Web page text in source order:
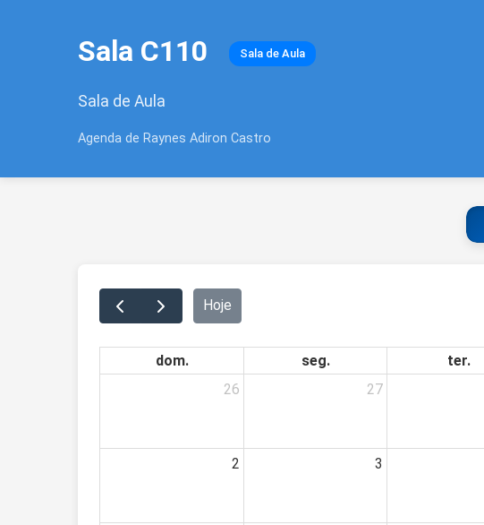
Sala C110 Sala de Aula
Sala de Aula
Agenda de Raynes Adiron Castro
Hoje
dom. seg. ter.
26
27
2 3